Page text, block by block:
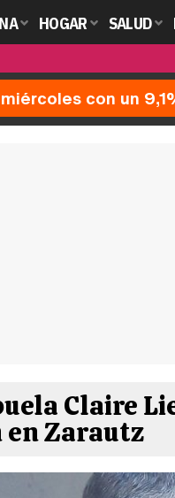
HOGAR SALUD
con un
Claire
Zarautz